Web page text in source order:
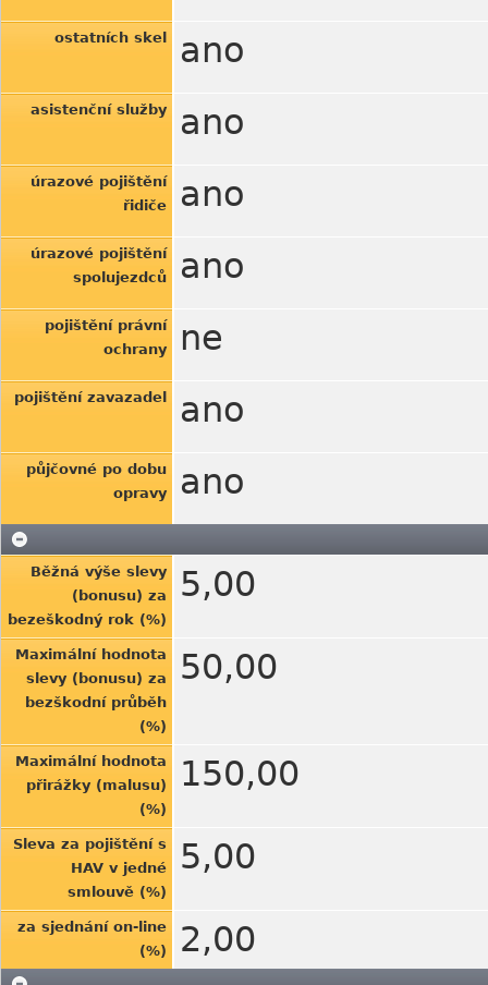
ostatních skel ano
asistenční služby ano
úrazové pojištění
řidiče
ano
úrazové pojištění
spolujezdců
ano
pojištění právní
ochrany
ne
pojištění zavazadel ano
půjčovné po dobu
opravy
ano
Běžná výše slevy
(bonusu) za
bezeškodný rok (%)
5,00
Maximální hodnota
slevy (bonusu) za
bezškodní průběh
(%)
50,00
Maximální hodnota
přirážky (malusu)
(%)
150,00
Sleva za pojištění s
HAV v jedné
smlouvě (%)
5,00
za sjednání on-line
(%)
2,00